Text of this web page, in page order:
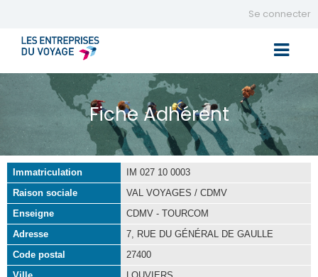
Se connecter
Fiche Adhérent
Immatriculation
IM 027 10 0003
Raison sociale
VAL VOYAGES / CDMV
Enseigne
CDMV - TOURCOM
Adresse
7, RUE DU GÉNÉRAL DE GAULLE
Code postal
27400